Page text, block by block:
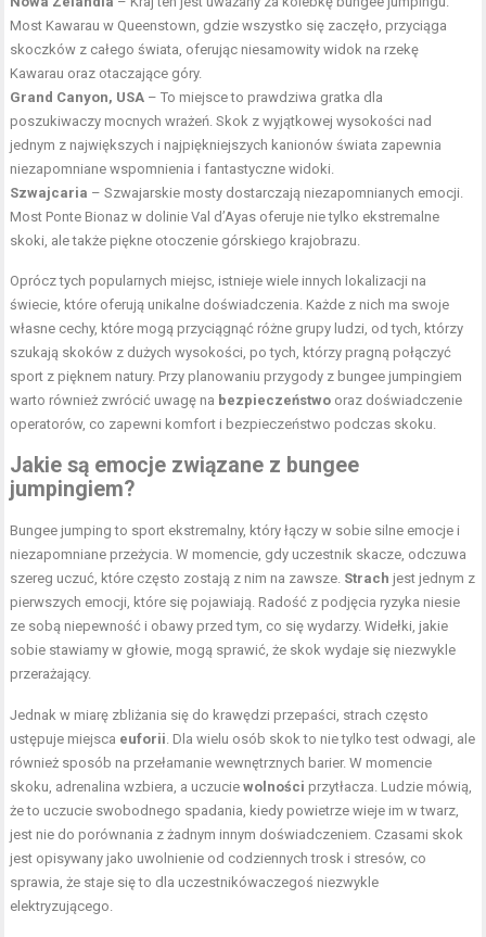
Most Kawarau w Queenstown, gdzie wszystko się zaczęło, przyciąga
skoczków z całego świata, oferując niesamowity widok na rzekę
Kawarau oraz otaczające góry.
Grand Canyon, USA – To miejsce to prawdziwa gratka dla
poszukiwaczy mocnych wrażeń. Skok z wyjątkowej wysokości nad
jednym z największych i najpiękniejszych kanionów świata zapewnia
niezapomniane wspomnienia i fantastyczne widoki.
Szwajcaria – Szwajarskie mosty dostarczają niezapomnianych emocji.
Most Ponte Bionaz w dolinie Val d’Ayas oferuje nie tylko ekstremalne
skoki, ale także piękne otoczenie górskiego krajobrazu.
Oprócz tych popularnych miejsc, istnieje wiele innych lokalizacji na
świecie, które oferują unikalne doświadczenia. Każde z nich ma swoje
własne cechy, które mogą przyciągnąć różne grupy ludzi, od tych, którzy
szukają skoków z dużych wysokości, po tych, którzy pragną połączyć
sport z pięknem natury. Przy planowaniu przygody z bungee jumpingiem
warto również zwrócić uwagę na bezpieczeństwo oraz doświadczenie
operatorów, co zapewni komfort i bezpieczeństwo podczas skoku.
Jakie są emocje związane z bungee
jumpingiem?
Bungee jumping to sport ekstremalny, który łączy w sobie silne emocje i
niezapomniane przeżycia. W momencie, gdy uczestnik skacze, odczuwa
szereg uczuć, które często zostają z nim na zawsze. Strach jest jednym z
pierwszych emocji, które się pojawiają. Radość z podjęcia ryzyka niesie
ze sobą niepewność i obawy przed tym, co się wydarzy. Widełki, jakie
sobie stawiamy w głowie, mogą sprawić, że skok wydaje się niezwykle
przerażający.
Jednak w miarę zbliżania się do krawędzi przepaści, strach często
ustępuje miejsca euforii . Dla wielu osób skok to nie tylko test odwagi, ale
również sposób na przełamanie wewnętrznych barier. W momencie
skoku, adrenalina wzbiera, a uczuciewolności przytłacza. Ludzie mówią,
że to uczucie swobodnego spadania, kiedy powietrze wieje im w twarz,
jest nie do porównania z żadnym innym doświadczeniem. Czasami skok
jest opisywany jako uwolnienie od codziennych trosk i stresów, co
sprawia, że staje się to dla uczestnikówaczegoś niezwykle
elektryzującego.